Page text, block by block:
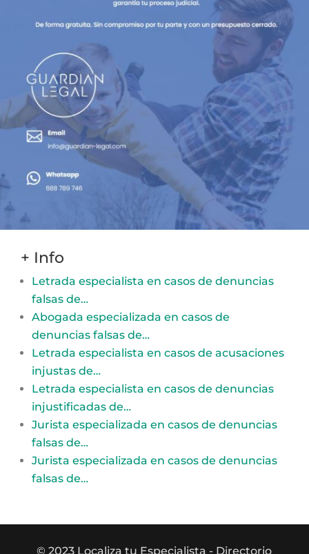
+ Info
Letrada especialista en casos de denuncias
falsas de…
Abogada especializada en casos de
denuncias falsas de…
Letrada especialista en casos de acusaciones
injustas de…
Letrada especialista en casos de denuncias
injustificadas de…
Jurista especializada en casos de denuncias
falsas de…
Jurista especializada en casos de denuncias
falsas de…
© 2023 Localiza tu Especialista - Directorio